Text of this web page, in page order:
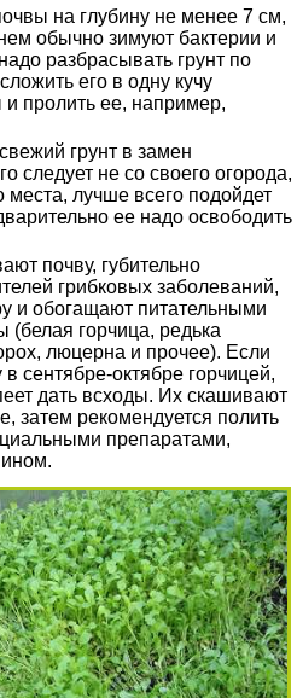
на глубину не менее 7 см,
обычно зимуют бактерии и
разбрасывать грунт по
его в одну кучу
пролить ее, например,
грунт в замен
следует не со своего огорода,
места, лучше всего подойдет
ее надо освободить
почву, губительно
грибковых заболеваний,
и обогащают питательными
горчица, редька
люцерна и прочее). Если
в сентябре-октябре горчицей,
дать всходы. Их скашивают
затем рекомендуется полить
препаратами,